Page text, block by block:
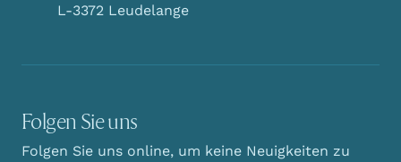
L-3372 Leudelange
Folgen Sie uns
Folgen Sie uns online, um keine Neuigkeiten zu